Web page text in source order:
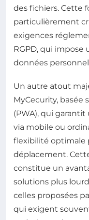
des fichiers. Cette
particulièrement
exigences
RGPD, qui
données
Un autre atout
MyCecurity, basée
(PWA), qui garantit
via mobile ou
flexibilité optimale
déplacement.
constitue un
solutions plus
celles proposées
qui exigent